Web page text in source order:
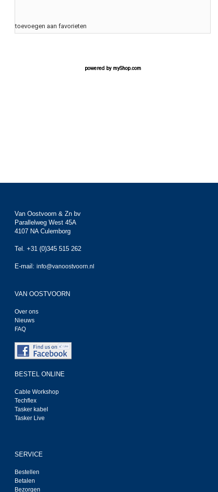
toevoegen aan favorieten
powered by myShop.com
Van Oostvoorn & Zn bv
Parallelweg West 45A
4107 NA Culemborg
Tel. +31 (0)345 515 262
E-mail: info@vanoostvoorn.nl
VAN OOSTVOORN
Over ons
Nieuws
FAQ
BESTEL ONLINE
Cable Workshop
Techflex
Tasker kabel
Tasker Live
SERVICE
Bestellen
Betalen
Bezorgen